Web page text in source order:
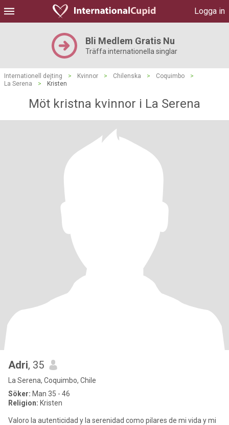
Logga in
Bli Medlem Gratis Nu
Träffa internationella singlar
Internationell dejting > Kvinnor > Chilenska > Coquimbo
>
La Serena
> Kristen
Möt kristna kvinnor i La Serena
Adri, 35
La Serena, Coquimbo, Chile
Söker: Man 35 - 46
Religion: Kristen
Valoro la autenticidad y la serenidad como pilares de mi vida y mi